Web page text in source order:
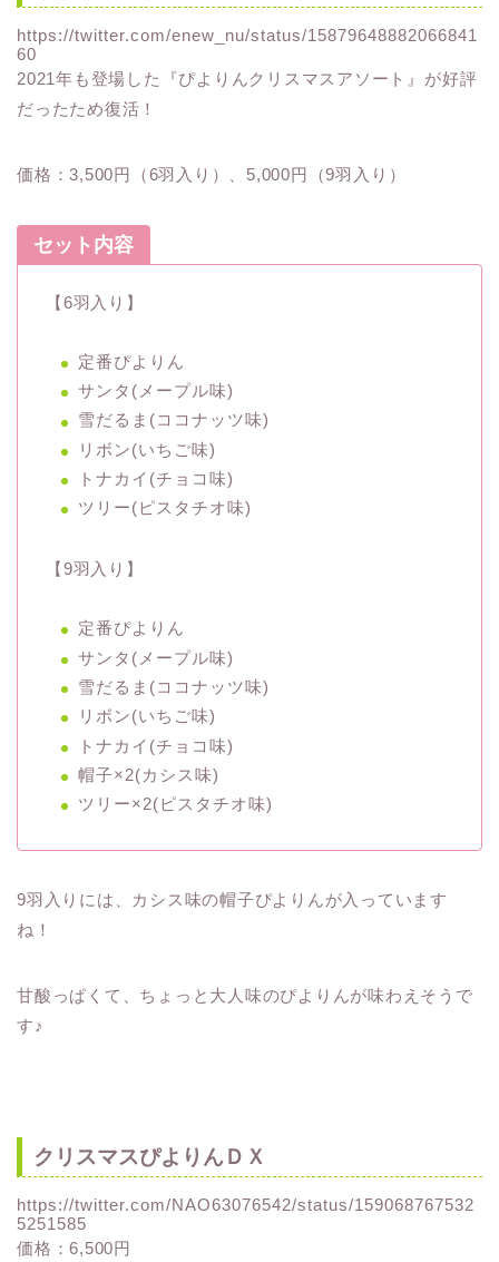
https://twitter.com/enew_nu/status/15879648882066841
60
2021年も登場した『ぴよりんクリスマスアソート』が好評
だったため復活！
価格：3,500円（6羽入り）、5,000円（9羽入り）
セット内容
【6羽入り】
定番ぴよりん
サンタ(メープル味)
雪だるま(ココナッツ味)
リボン(いちご味)
トナカイ(チョコ味)
ツリー(ピスタチオ味)
【9羽入り】
定番ぴよりん
サンタ(メープル味)
雪だるま(ココナッツ味)
リボン(いちご味)
トナカイ(チョコ味)
帽子×2(カシス味)
ツリー×2(ピスタチオ味)
9羽入りには、カシス味の帽子ぴよりんが入っています
ね！
甘酸っぱくて、ちょっと大人味のぴよりんが味わえそうで
す♪
クリスマスぴよりんＤＸ
https://twitter.com/NAO63076542/status/159068767532
5251585
価格：6,500円